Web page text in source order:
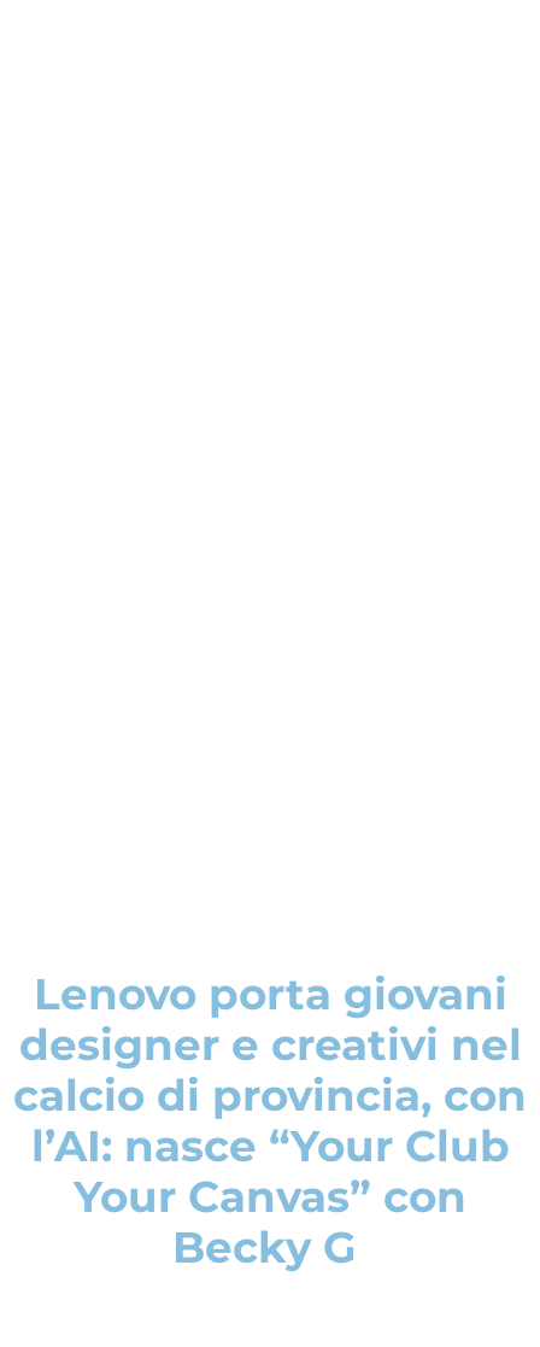
Lenovo porta giovani
designer e creativi nel
calcio di provincia, con
l’AI: nasce “Your Club
Your Canvas” con
Becky G